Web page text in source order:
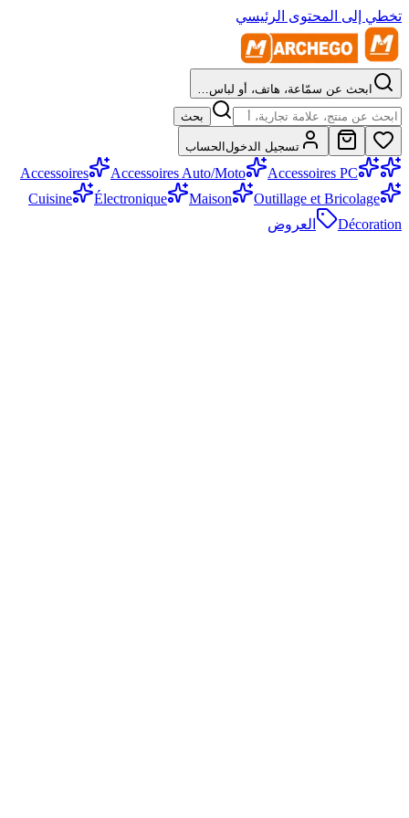
تخطي إلى المحتوى الرئيسي
ابحث عن سمّاعة، هاتف، أو لباس…
بحث
تسجيل الدخول الحساب
Accessoires Accessoires Auto/Moto
Accessoires PC
Cuisine
Électronique Maison
Outillage et Bricolage
Décoration
العروض